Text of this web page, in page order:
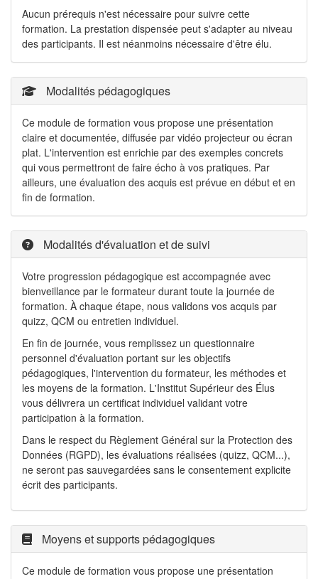
Aucun prérequis n'est nécessaire pour suivre cette
formation. La prestation dispensée peut s'adapter au niveau
des participants. Il est néanmoins nécessaire d'être élu.
Modalités pédagogiques
Ce module de formation vous propose une présentation
claire et documentée, diffusée par vidéo projecteur ou écran
plat. L'intervention est enrichie par des exemples concrets
qui vous permettront de faire écho à vos pratiques. Par
ailleurs, une évaluation des acquis est prévue en début et en
fin de formation.
Modalités d'évaluation et de suivi
Votre progression pédagogique est accompagnée avec
bienveillance par le formateur durant toute la journée de
formation. À chaque étape, nous validons vos acquis par
quizz, QCM ou entretien individuel.
En fin de journée, vous remplissez un questionnaire
personnel d'évaluation portant sur les objectifs
pédagogiques, l'intervention du formateur, les méthodes et
les moyens de la formation. L'Institut Supérieur des Élus
vous délivrera un certificat individuel validant votre
participation à la formation.
Dans le respect du Règlement Général sur la Protection des
Données (RGPD), les évaluations réalisées (quizz, QCM...),
ne seront pas sauvegardées sans le consentement explicite
écrit des participants.
Moyens et supports pédagogiques
Ce module de formation vous propose une présentation